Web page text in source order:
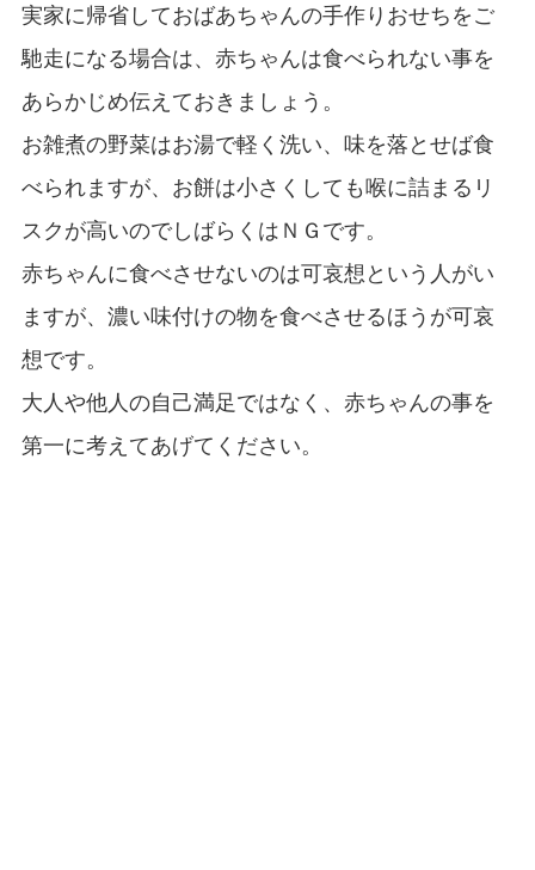
実家に帰省しておばあちゃんの手作りおせちをご
馳走になる場合は、赤ちゃんは食べられない事を
あらかじめ伝えておきましょう。
お雑煮の野菜はお湯で軽く洗い、味を落とせば食
べられますが、お餅は小さくしても喉に詰まるリ
スクが高いのでしばらくはＮＧです。
赤ちゃんに食べさせないのは可哀想という人がい
ますが、濃い味付けの物を食べさせるほうが可哀
想です。
大人や他人の自己満足ではなく、赤ちゃんの事を
第一に考えてあげてください。